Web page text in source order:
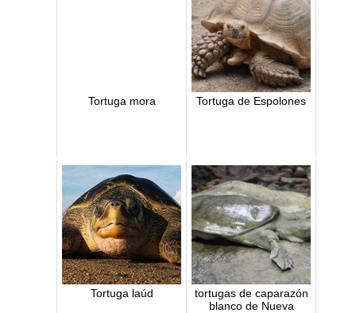
Tortuga mora Tortuga de Espolones
Tortuga laúd
tortugas de caparazón
blanco de Nueva